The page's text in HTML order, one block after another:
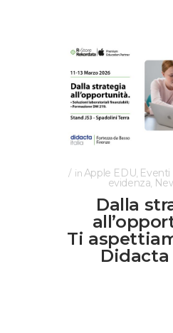
inApple EDU, Eventi
evidenza,
Dalla
Ti
Didacta